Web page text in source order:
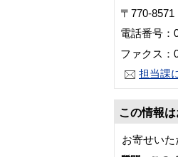
〒770-
電話番号：
ファクス：
担当課
この情報
お寄せいた